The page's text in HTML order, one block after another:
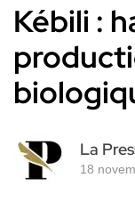
Kébili :
La
18